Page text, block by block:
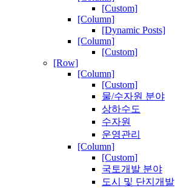
[Custom]
[Column]
[Dynamic Posts]
[Column]
[Custom]
[Row]
[Column]
[Custom]
물/수자원 분야
상하수도
수자원
운영관리
[Column]
[Custom]
국토개발 분야
도시 및 단지개발